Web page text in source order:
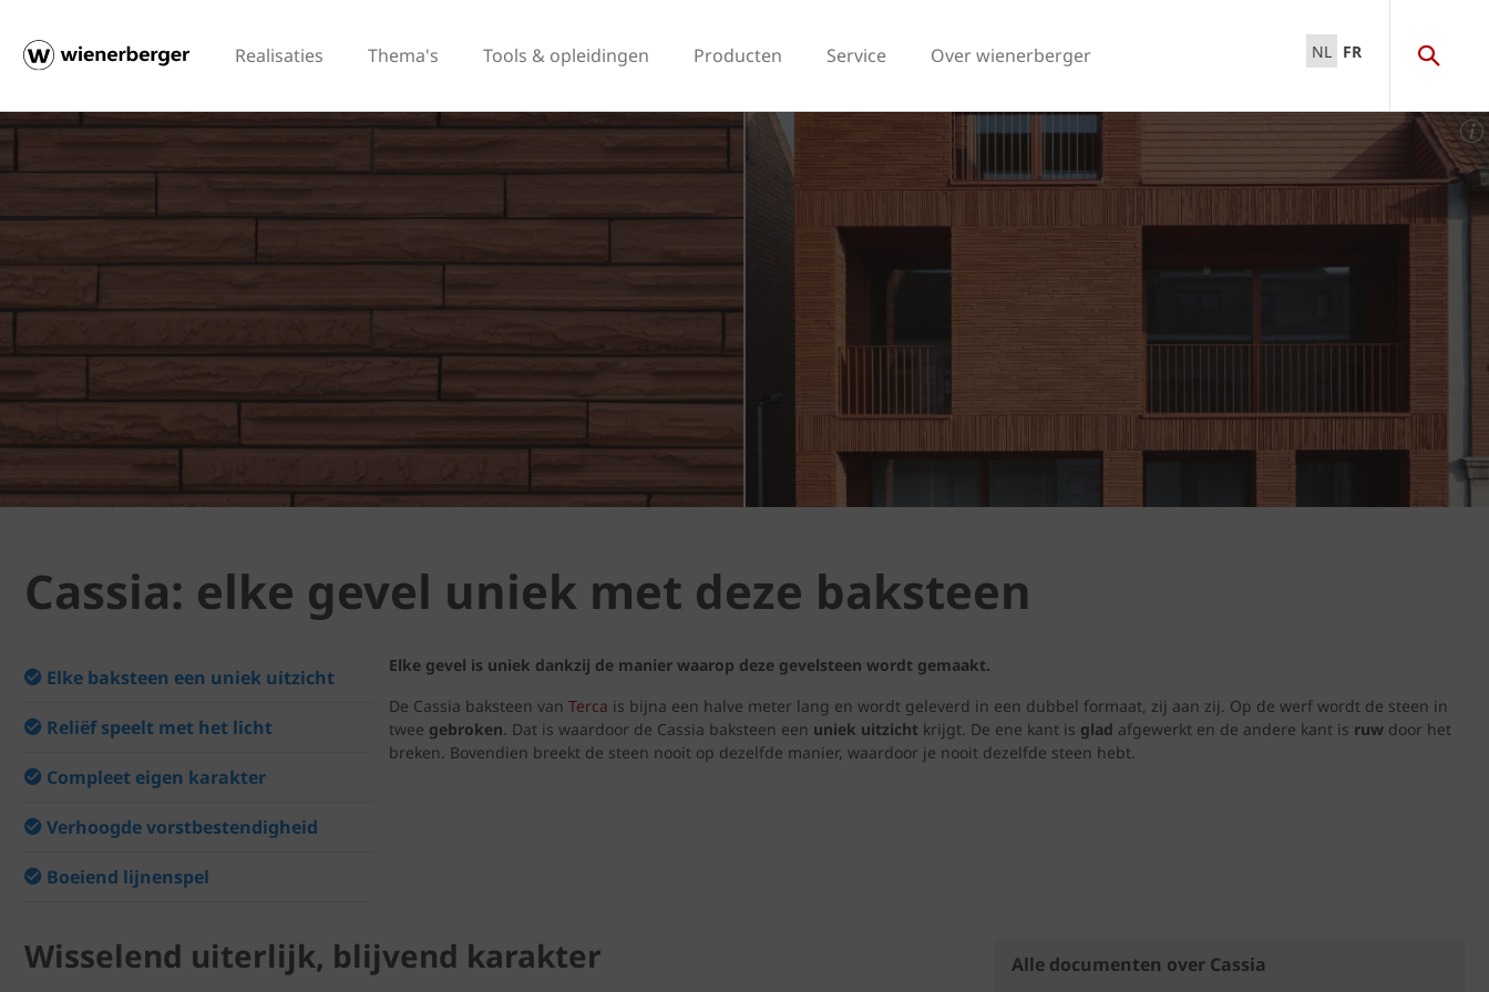
Realisaties Thema's Tools & opleidingen Producten Service Over wienerberger NL FR
Cassia: elke gevel uniek met deze baksteen
Elke baksteen een uniek uitzicht
Reliëf speelt met het licht
Compleet eigen karakter
Verhoogde vorstbestendigheid
Boeiend lijnenspel
Elke gevel is uniek dankzij de manier waarop deze gevelsteen wordt gemaakt.
De Cassia baksteen van Terca is bijna een halve meter lang en wordt geleverd in een dubbel formaat, zij aan zij. Op de werf wordt de steen in
twee gebroken. Dat is waardoor de Cassia baksteen een uniek uitzichtkrijgt. De ene kant is glad afgewerkt en de andere kant is ruwdoor het
breken. Bovendien breekt de steen nooit op dezelfde manier, waardoor je nooit dezelfde steen hebt.
Wisselend uiterlijk, blijvend karakter Alle documenten over Cassia